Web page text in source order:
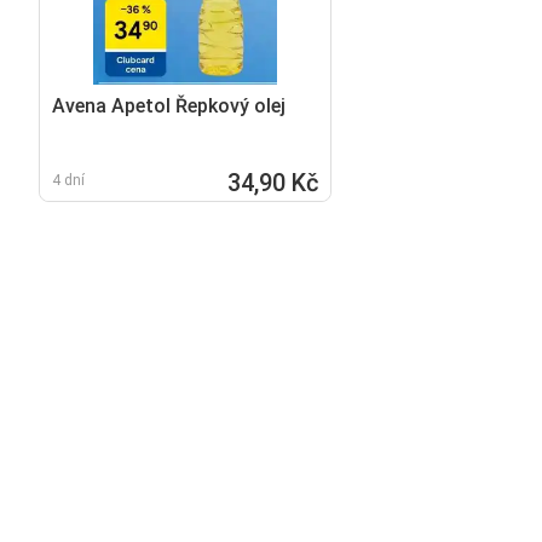
Avena Apetol Řepkový olej
4 dní 34,90 Kč